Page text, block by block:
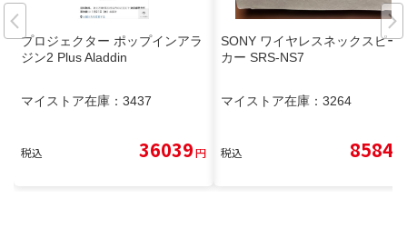
プロジェクター ポップインアラ
ジン2 Plus Aladdin
マイストア在庫： 3437
税込 36039円
SONY ワイヤレスネックスピー
カー SRS-NS7
マイストア在庫： 3264
税込 8584